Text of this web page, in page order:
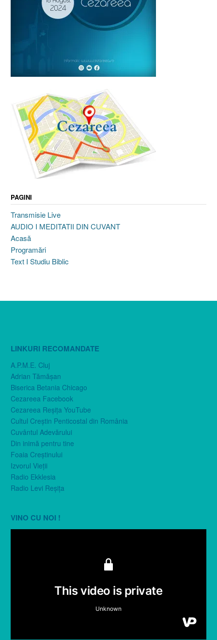
PAGINI
Transmisie Live
AUDIO I MEDITATII DIN CUVANT
Acasă
Programări
Text I Studiu Biblic
LINKURI RECOMANDATE
A.P.M.E. Cluj
Adrian Tămăşan
Biserica Betania Chicago
Cezareea Facebook
Cezareea Reşiţa YouTube
Cultul Creştin Penticostal din România
Cuvântul Adevărului
Din inimă pentru tine
Foaia Creştinului
Izvorul Vieţii
Radio Ekklesia
Radio Levi Reşiţa
VINO CU NOI !